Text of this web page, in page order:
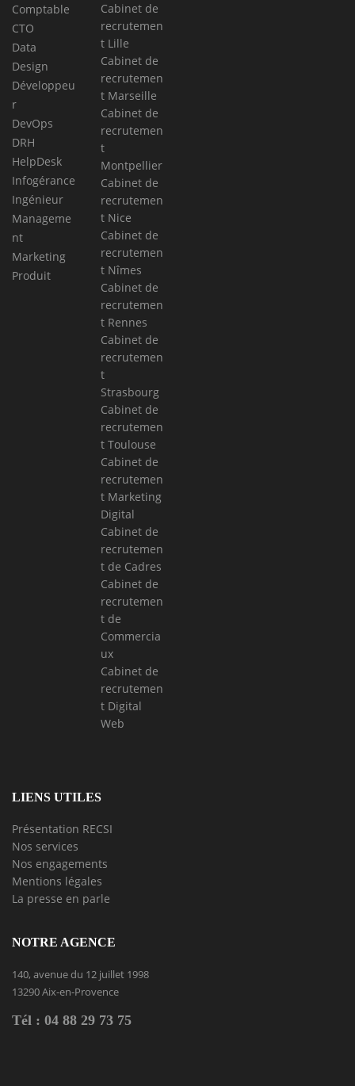
Comptable
CTO
Data
Design
Développeu
r
DevOps
DRH
HelpDesk
Infogérance
Ingénieur
Manageme
nt
Marketing
Produit
Cabinet de
recrutemen
t Lille
Cabinet de
recrutemen
t Marseille
Cabinet de
recrutemen
t
Montpellier
Cabinet de
recrutemen
t Nice
Cabinet de
recrutemen
t Nîmes
Cabinet de
recrutemen
t Rennes
Cabinet de
recrutemen
t
Strasbourg
Cabinet de
recrutemen
t Toulouse
Cabinet de
recrutemen
t Marketing
Digital
Cabinet de
recrutemen
t de Cadres
Cabinet de
recrutemen
t de
Commercia
ux
Cabinet de
recrutemen
t Digital
Web
LIENS UTILES
Présentation RECSI
Nos services
Nos engagements
Mentions légales
La presse en parle
NOTRE AGENCE
140, avenue du 12 juillet 1998
13290 Aix-en-Provence
Tél : 04 88 29 73 75